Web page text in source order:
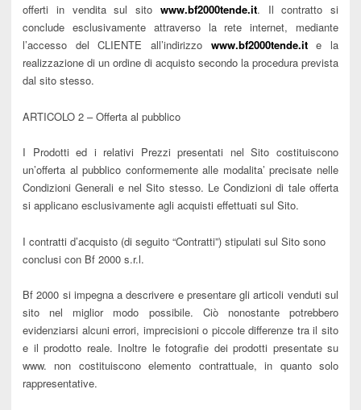
offerti in vendita sul sito www.bf2000tende.it. Il contratto si
conclude esclusivamente attraverso la rete internet, mediante
l’accesso del CLIENTE all’indirizzo www.bf2000tende.it e la
realizzazione di un ordine di acquisto secondo la procedura prevista
dal sito stesso.
ARTICOLO 2 – Offerta al pubblico
I Prodotti ed i relativi Prezzi presentati nel Sito costituiscono
un’offerta al pubblico conformemente alle modalita’ precisate nelle
Condizioni Generali e nel Sito stesso. Le Condizioni di tale offerta
si applicano esclusivamente agli acquisti effettuati sul Sito.
I contratti d’acquisto (di seguito “Contratti”) stipulati sul Sito sono
conclusi con Bf 2000 s.r.l.
Bf 2000 si impegna a descrivere e presentare gli articoli venduti sul
sito nel miglior modo possibile. Ciò nonostante potrebbero
evidenziarsi alcuni errori, imprecisioni o piccole differenze tra il sito
e il prodotto reale. Inoltre le fotografie dei prodotti presentate su
www. non costituiscono elemento contrattuale, in quanto solo
rappresentative.